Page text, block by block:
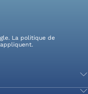
La politique de